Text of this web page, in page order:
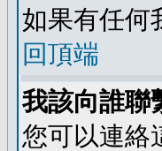
如果有任何
回頂端
我該向誰聯
您可以連絡